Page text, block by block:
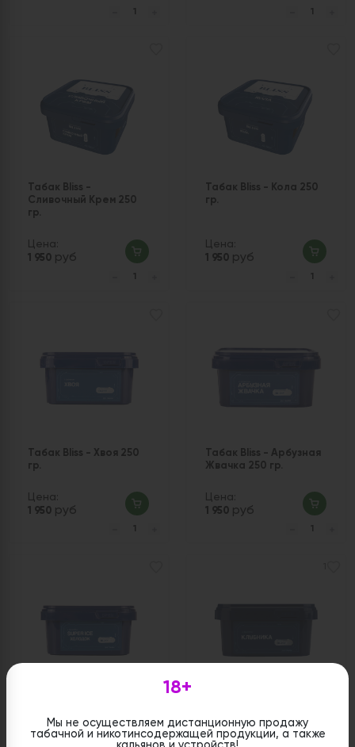
Табак Bliss -
Сливочный Крем 250
гр.
Цена:
1 950 руб
Табак Bliss - Кола 250
гр.
Цена:
1 950 руб
Табак Bliss - Хвоя 250
гр.
Цена:
1 950 руб
Табак Bliss - Арбузная
Жвачка 250 гр.
Цена:
1 950 руб
(Холод) 250 гр.
250 гр.
18+
Мы не осуществляем дистанционную продажу
табачной и никотинсодержащей продукции, а также